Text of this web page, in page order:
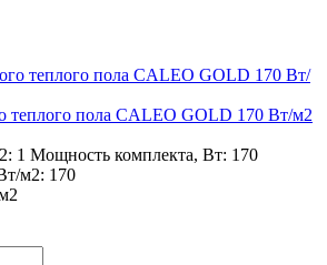
теплого пола CALEO GOLD 170 Вт/м2
1 Мощность комплекта, Вт: 170
м2: 170